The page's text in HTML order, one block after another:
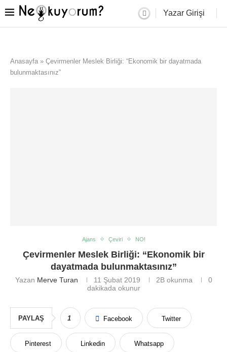
Yazar Girişi
Anasayfa » Çevirmenler Meslek Birliği: “Ekonomik bir dayatmada
bulunmaktasınız”
Ajans Çeviri NO!
Çevirmenler Meslek Birliği: “Ekonomik bir
dayatmada bulunmaktasınız”
Yazan Merve Turan 11 Şubat 2019 2Bokunma
0
dakikada okunur
PAYLAŞ 1 Facebook Twitter
Pinterest Linkedin Whatsapp